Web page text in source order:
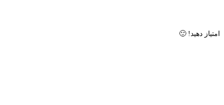
امتیاز دهید! 🙂